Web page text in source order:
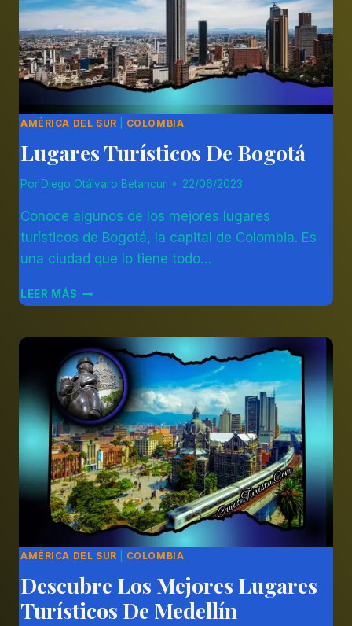
DE
CIUDAD
AMÉRICA DEL SUR COLOMBIA
Lugares Turísticos De Bogotá
Por Diego Otálvaro Betancur 22/06/2023
Conoce algunos de los mejores lugares
turísticos de Bogotá, la capital de Colombia. Es
una ciudad que lo tiene todo…
LEER MÁS LUGARES
TURÍSTICOS
BOGOTÁ
AMÉRICA DEL SUR COLOMBIA
Descubre Los Mejores Lugares
Turísticos De Medellín